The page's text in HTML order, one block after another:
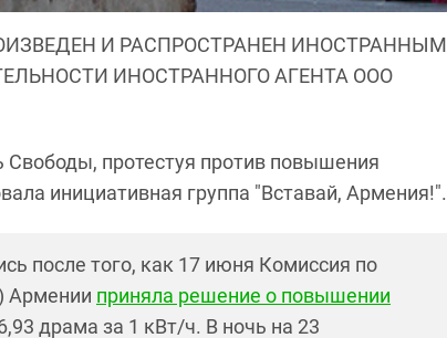
И РАСПРОСТРАНЕН ИНОСТРАННЫМ
ИНОСТРАННОГО АГЕНТА ООО
протестуя против повышения
инициативная группа "Вставай, Армения!".
после того, как 17 июня Комиссия по
Армении приняла решение о повышении
драма за 1 кВт/ч. В ночь на 23